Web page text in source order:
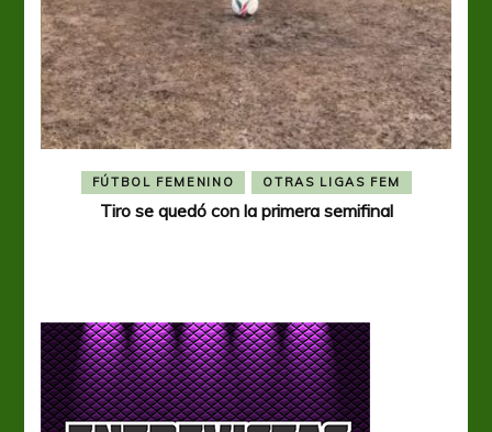
FÚTBOL FEMENINO OTRAS LIGAS FEM
Tiro se quedó con la primera semifinal